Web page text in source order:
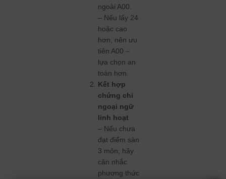
ngoài A00.
– Nếu lấy 24
hoặc cao
hơn, nên ưu
tiên A00 –
lựa chọn an
toàn hơn.
Kết hợp
chứng chỉ
ngoại ngữ
linh hoạt
– Nếu chưa
đạt điểm sàn
3 môn, hãy
cân nhắc
phương thức